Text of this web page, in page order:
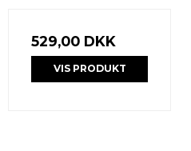
529,00 DKK
VIS PRODUKT